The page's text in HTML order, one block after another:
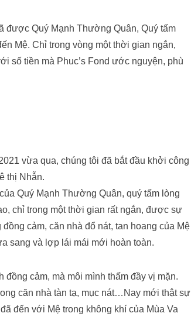
được Quý Mạnh Thường Quân, Quý tấm
Mệ. Chỉ trong vòng một thời gian ngắn,
số tiền mà Phuc’s Fond ước nguyện, phù
vừa qua, chúng tôi đã bắt đầu khởi công
thị Nhẫn.
Quý Mạnh Thường Quân, quý tấm lòng
chỉ trong một thời gian rất ngắn, được sự
cảm, căn nhà đổ nát, tan hoang của Mệ
sang và lợp lái mái mới hoàn toàn.
cảm, mà môi mình thấm đầy vị mặn.
căn nhà tàn tạ, mục nát…Nay mới thật sự
đến với Mệ trong không khí của Mùa Va